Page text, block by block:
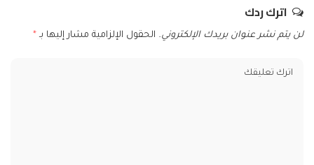
اترك ردك
لن يتم نشر عنوان بريدك الإلكتروني. الحقول الإلزامية مشار إليها بـ *